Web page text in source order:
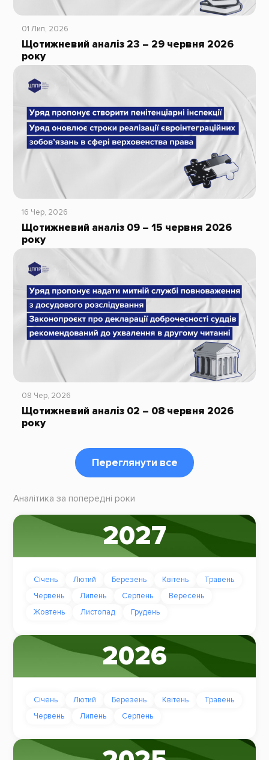
01 Лип, 2026
Щотижневий аналіз 23 – 29 червня 2026
року
16 Чер, 2026
Щотижневий аналіз 09 – 15 червня 2026
року
08 Чер, 2026
Щотижневий аналіз 02 – 08 червня 2026
року
Переглянути все
Аналітика за попередні роки
2027
Січень Лютий Березень Квітень
Травень
Червень
Липень Серпень
Вересень
Жовтень
Листопад Грудень
2026
Січень Лютий Березень Квітень
Травень
Червень
Липень Серпень